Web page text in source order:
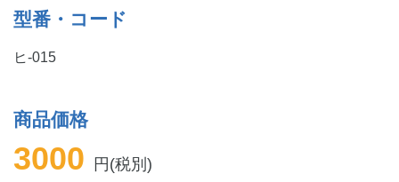
型番・コード
ヒ-015
商品価格
3000 円(税別)